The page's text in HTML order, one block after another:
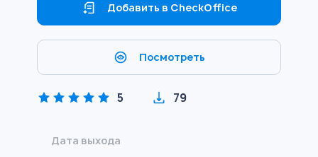
Добавить в CheckOffice
Посмотреть
5 79
Дата выхода